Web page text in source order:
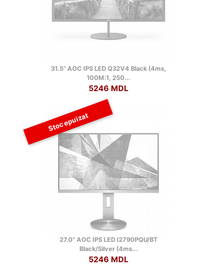
31.5” AOC IPS LED Q32V4 Black (4ms,
100M:1, 250...
5246 MDL
Stoc epuizat
27.0" AOC IPS LED I2790PQU/BT
Black/Silver (4ms...
5246 MDL